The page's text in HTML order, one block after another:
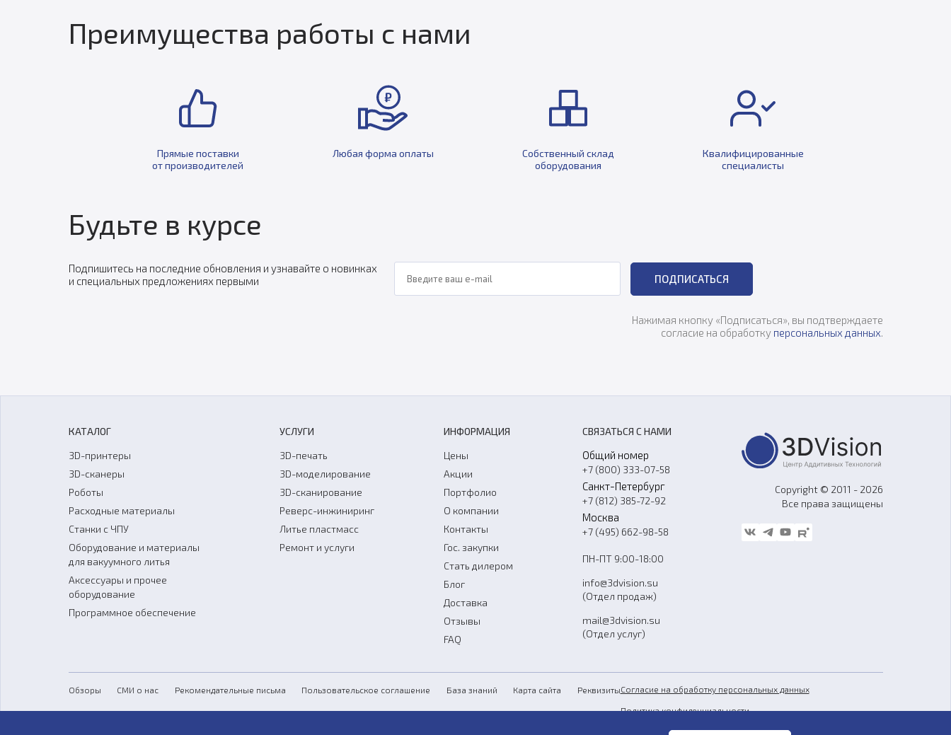
Преимущества работы с нами
Прямые поставки
от производителей
Любая форма оплаты
Собственный склад
оборудования
Квалифицированные
специалисты
Будьте в курсе
Подпишитесь на последние обновления и узнавайте о новинках
и специальных предложениях первыми
ПОДПИСАТЬСЯ
Нажимая кнопку «Подписаться», вы подтверждаете
согласие на обработку персональных данных.
КАТАЛОГ
3D-принтеры
3D-сканеры
Роботы
Расходные материалы
Станки с ЧПУ
Оборудование и материалы
для вакуумного литья
Аксессуары и прочее
оборудование
Программное обеспечение
УСЛУГИ
3D-печать
3D-моделирование
3D-сканирование
Реверс-инжиниринг
Литье пластмасс
Ремонт и услуги
ИНФОРМАЦИЯ
Цены
Акции
Портфолио
О компании
Контакты
Гос. закупки
Стать дилером
Блог
Доставка
Отзывы
FAQ
СВЯЗАТЬСЯ С НАМИ
Общий номер
+7 (800) 333-07-58
Санкт-Петербург
+7 (812) 385-72-92
Москва
+7 (495) 662-98-58
ПН-ПТ 9:00-18:00
info@3dvision.su
(Отдел продаж)
mail@3dvision.su
(Отдел услуг)
Copyright © 2011 - 2026
Все права защищены
Обзоры СМИ о нас Рекомендательные письма Пользовательское соглашение База знаний Карта сайта РеквизитыСогласие на обработку персональных данных
Политика конфиденциальности
Публичная оферта